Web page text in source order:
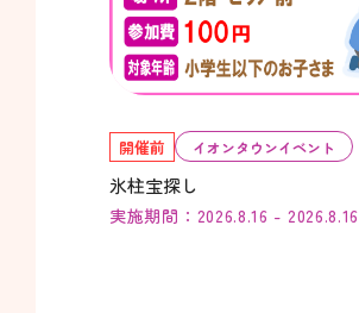
開催前 イオンタウンイベント
氷柱宝探し
実施期間：2026.8.16 - 2026.8.16